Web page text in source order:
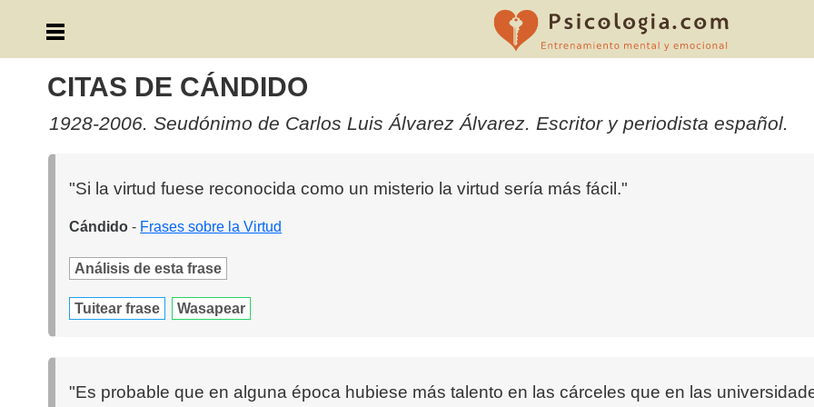
CITAS DE CÁNDIDO
1928-2006. Seudónimo de Carlos Luis Álvarez Álvarez. Escritor y periodista español.
"Si la virtud fuese reconocida como un misterio la virtud sería más fácil."
Cándido - Frases sobre la Virtud
Análisis de esta frase
Tuitear frase Wasapear
"Es probable que en alguna época hubiese más talento en las cárceles que en las